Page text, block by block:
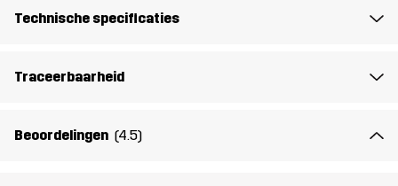
Gewicht 25g
voor
Artikelnummer 11156_2883
Technische specificaties
Traceerbaarheid
Beoordelingen (4.5)